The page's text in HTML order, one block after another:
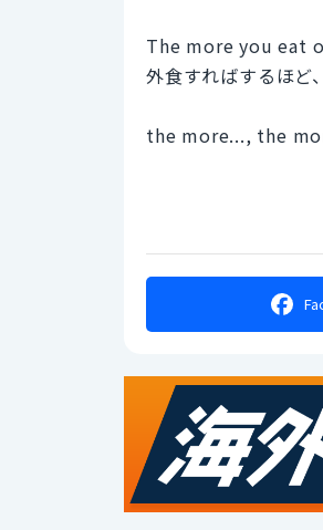
The more you eat
外食すればするほど
the more..., the